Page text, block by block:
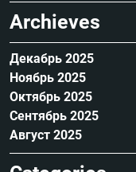
Archieves
Декабрь 2025
Ноябрь 2025
Октябрь 2025
Сентябрь 2025
Август 2025